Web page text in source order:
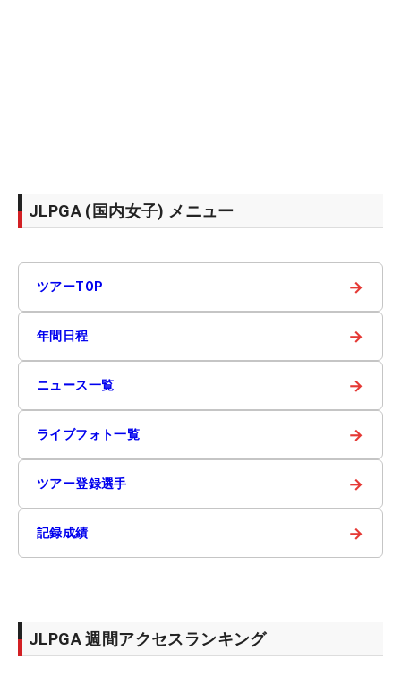
JLPGA (国内女子) メニュー
ツアーTOP →
年間日程 →
ニュース一覧 →
ライブフォト一覧 →
ツアー登録選手 →
記録成績 →
JLPGA 週間アクセスランキング